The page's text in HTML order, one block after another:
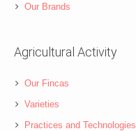
Our Brands
Agricultural Activity
Our Fincas
Varieties
Practices and Technologies